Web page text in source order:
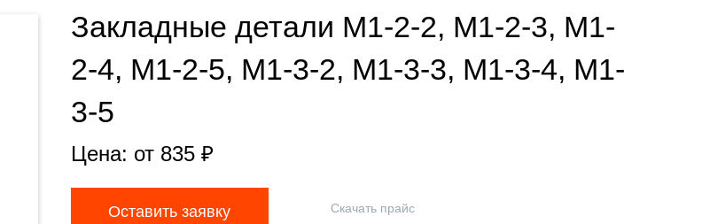
Закладные детали М1-2-2, М1-2-3, М1-
2-4, М1-2-5, М1-3-2, М1-3-3, М1-3-4, М1-
3-5
Цена: от 835₽
Оставить заявку Скачать прайс